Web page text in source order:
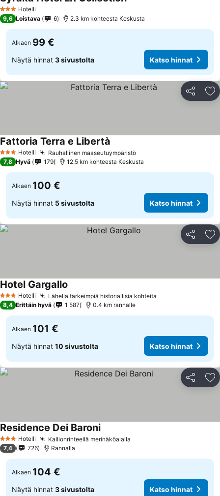
3 Tähtiluokitus
Hotelli
9,6 Loistava 6 2.3 km kohteesta Keskusta
Alkaen 99 €
Näytä hinnat 3 sivustolta Katso hinnat
Jaa
3 Tähtiluokitus
Hotelli Rauhallinen maaseutuympäristö
Fattoria Terra e Libertà
7,8 Hyvä 179 12.5 km kohteesta Keskusta
Alkaen 100 €
Näytä hinnat 5 sivustolta Katso hinnat
Jaa
3 Tähtiluokitus
Hotelli Lähellä tärkeimpiä historiallisia kohteita
Hotel Gargallo
8,4 Erittäin hyvä 1 587 0.4 km rannalle
Alkaen 101 €
Näytä hinnat 10 sivustolta Katso hinnat
Jaa
3 Tähtiluokitus
Hotelli Kallionrinteellä merinäköalalla
Residence Dei Baroni
7,4 726 Rannalla
Alkaen 104 €
Näytä hinnat 3 sivustolta Katso hinnat